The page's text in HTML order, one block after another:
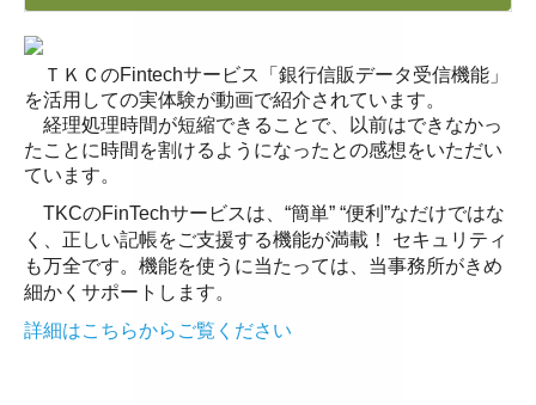
お客様のシステム活用事例
セミナー案内
採用情報
採用メッセージ
スタッフインタビュー
ＴＫＣのFintechサービス「銀行信販データ受信機能」
を活用しての実体験が動画で紹介されています。
経理処理時間が短縮できることで、以前はできなかっ
たことに時間を割けるようになったとの感想をいただい
ています。
TKCのFinTechサービスは、“簡単” “便利”なだけではな
く、正しい記帳をご支援する機能が満載！ セキュリティ
も万全です。機能を使うに当たっては、当事務所がきめ
細かくサポートします。
詳細はこちらからご覧ください